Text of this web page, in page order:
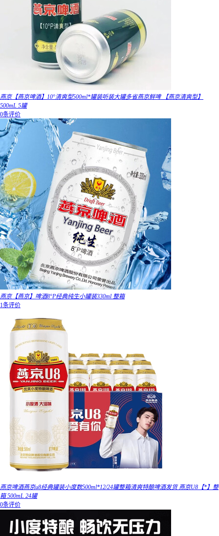
燕京【燕京啤酒】10°清爽型500ml*罐装听装大罐多省燕京鲜啤 【燕京清爽型】
500mL 5罐
0条评价
燕京【燕京】啤酒8°P经典纯生小罐装330ml 整箱
1条评价
燕京啤酒燕京u8经典罐装小度数500ml*12/24罐整箱清爽特酿啤酒发货 燕京U8【*】整
箱 500mL 24罐
0条评价